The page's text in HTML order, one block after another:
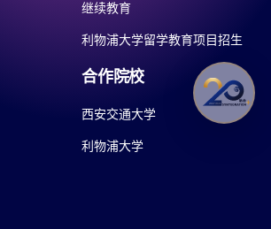
继续教育
利物浦大学留学教育项目招生
合作院校
西安交通大学
利物浦大学